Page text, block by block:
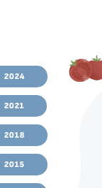
2024
2021
2018
2015